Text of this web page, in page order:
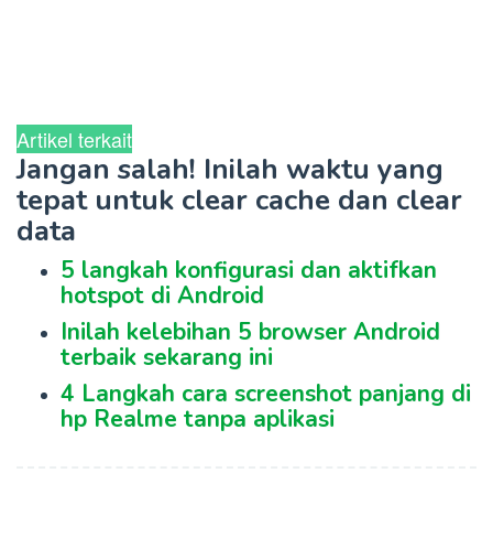
Artikel terkait
Jangan salah! Inilah waktu yang
tepat untuk clear cache dan clear
data
5 langkah konfigurasi dan aktifkan
hotspot di Android
Inilah kelebihan 5 browser Android
terbaik sekarang ini
4 Langkah cara screenshot panjang di
hp Realme tanpa aplikasi